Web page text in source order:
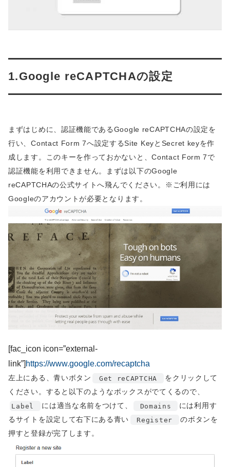
1.Google reCAPTCHAの設定
まずはじめに、認証機能であるGoogle reCAPTCHAの設定を
行い、Contact Form 7へ設定するSite KeyとSecret keyを作
成します。このキーを作っておかないと、Contact Form 7で
認証機能を利用できません。まずは以下のGoogle
reCAPTCHAの公式サイトへ飛んでください。※ご利用には
Googleのアカウントが必要となります。
[fac_icon icon=”external-
link”] https://www.google.com/recaptcha
左上にある、青いボタン Get reCAPTCHA
をクリックして
ください。すると以下のようなボックスがでてくるので、
Label には適当な名前をつけて、 Domains
には利用す
るサイトを設定して右下にある青い
Register
のボタンを
押すと登録が完了します。